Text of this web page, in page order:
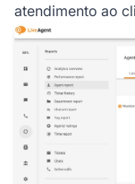
atendimento ao